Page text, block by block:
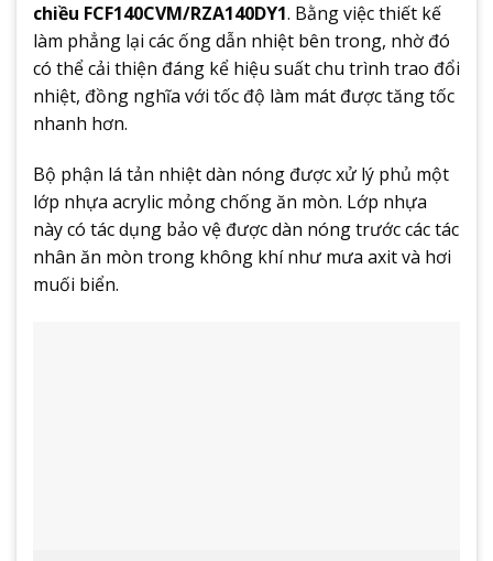
chiều FCF140CVM/RZA140DY1. Bằng việc thiết kế
làm phẳng lại các ống dẫn nhiệt bên trong, nhờ đó
có thể cải thiện đáng kể hiệu suất chu trình trao đổi
nhiệt, đồng nghĩa với tốc độ làm mát được tăng tốc
nhanh hơn.
Bộ phận lá tản nhiệt dàn nóng được xử lý phủ một
lớp nhựa acrylic mỏng chống ăn mòn. Lớp nhựa
này có tác dụng bảo vệ được dàn nóng trước các tác
nhân ăn mòn trong không khí như mưa axit và hơi
muối biển.